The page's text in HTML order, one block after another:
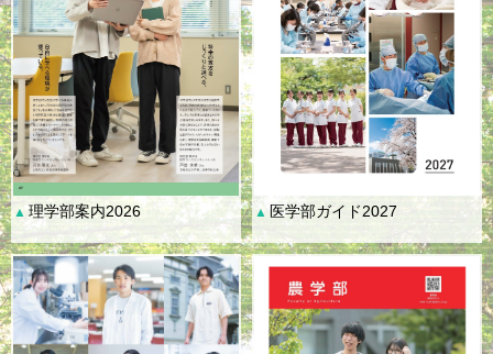
▲理学部案内2026 ▲ 医学部ガイド2027